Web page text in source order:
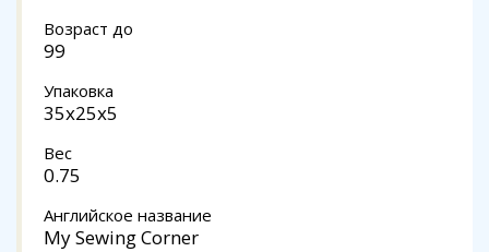
Возраст до
99
Упаковка
35x25x5
Вес
0.75
Английское название
My Sewing Corner